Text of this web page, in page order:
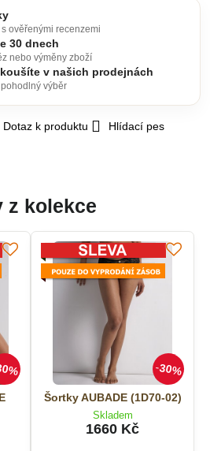
Dotaz k produktu
Hlídací pes
ověřenými recenzemi
30 dnech
nebo výměny zboží
v našich prodejnách
výběr
z kolekce
30%
Šortky AUBADE (1D70-02)
Skladem
1660 Kč